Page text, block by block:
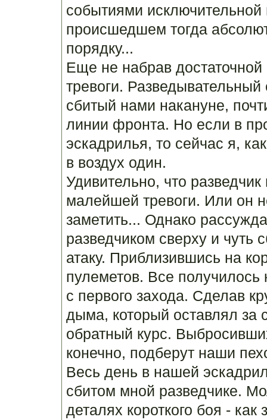
событиями исключительной
происшедшем тогда
порядку...
Еще не набрав
тревоги.
сбитый нами накануне,
линии фронта. Но если в
эскадрилья, то сейчас я,
в воздух один.
Удивительно, что
малейшей тревоги. Или он
заметить... Однако
разведчиком сверху и чуть
атаку. Приблизившись на
пулеметов. Все получилось
с первого захода. Сделав
дыма, который оставлял за
обратный курс.
конечно, подберут наши
Весь день в нашей
сбитом мной разведчике.
деталях короткого боя - как